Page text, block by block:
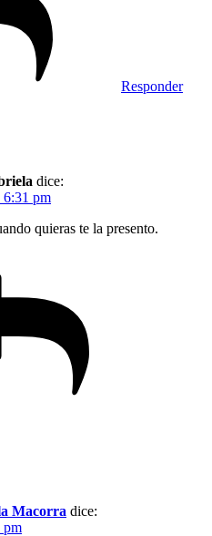
Responder
dice:
6:31 pm
quieras te la presento.
Macorra dice:
pm